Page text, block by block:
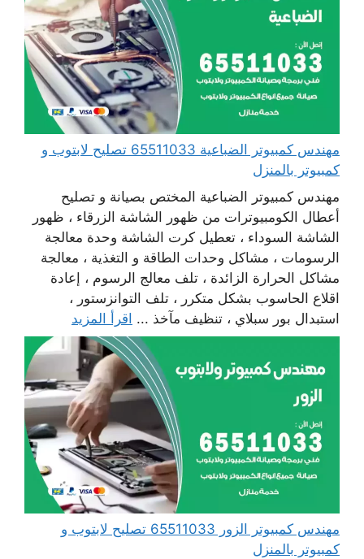
مهندس كمبيوتر الضباعية 65511033 تصليح لابتوب و
كمبيوتر بالمنزل
مهندس كمبيوتر الضباعية المختص بصيانة و تصليح
أعطال الكومبيوترات من ظهور الشاشة الزرقاء ، ظهور
الشاشة السوداء ، تعطيل كرت الشاشة وحدة معالجة
الرسومات ، مشاكل وحدات الطاقة و التغذية ، معالجة
مشاكل الحرارة الزائدة ، تلف معالج الرسوم ، إعادة
اقلاع الحاسوب بشكل متكرر ، تلف التوانزستور ،
استبدال بور سبلاي ، تنظيف مآخذ ... اقرأ المزيد
مهندس كمبيوتر الزور 65511033 تصليح لابتوب و
كمبيوتر بالمنزل